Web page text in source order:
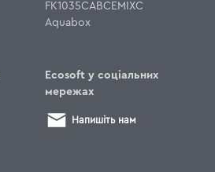
FK1035CABCEMIXC
Aquabox
Ecosoft у соціальних
мережах
Напишіть нам